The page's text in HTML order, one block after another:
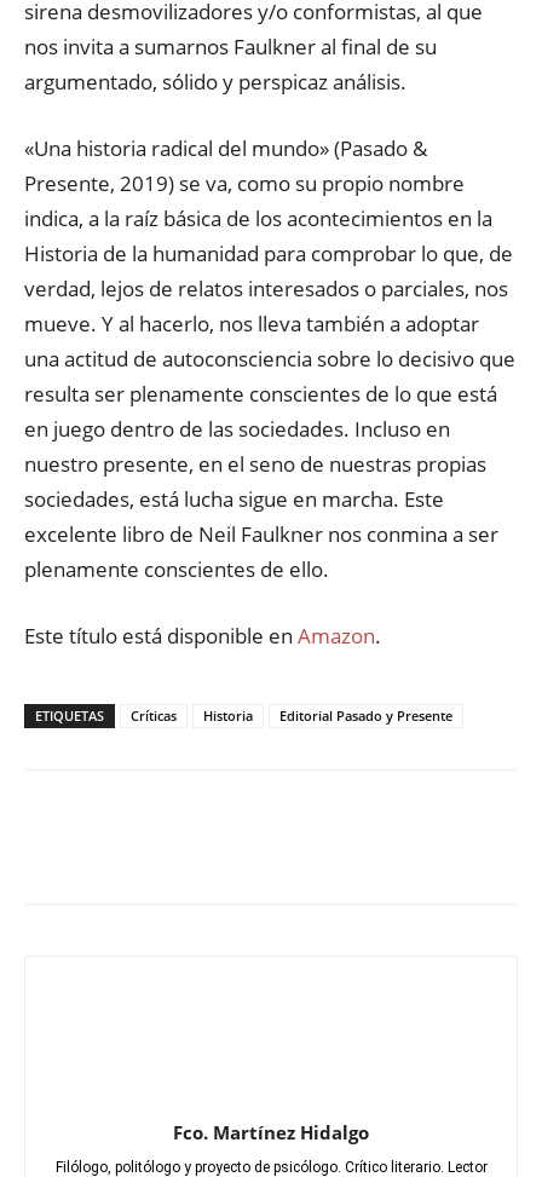
sirena desmovilizadores y/o conformistas, al que
nos invita a sumarnos Faulkner al final de su
argumentado, sólido y perspicaz análisis.
«Una historia radical del mundo» (Pasado &
Presente, 2019) se va, como su propio nombre
indica, a la raíz básica de los acontecimientos en la
Historia de la humanidad para comprobar lo que, de
verdad, lejos de relatos interesados o parciales, nos
mueve. Y al hacerlo, nos lleva también a adoptar
una actitud de autoconsciencia sobre lo decisivo que
resulta ser plenamente conscientes de lo que está
en juego dentro de las sociedades. Incluso en
nuestro presente, en el seno de nuestras propias
sociedades, está lucha sigue en marcha. Este
excelente libro de Neil Faulkner nos conmina a ser
plenamente conscientes de ello.
Este título está disponible en Amazon.
ETIQUETAS Críticas Historia Editorial Pasado y Presente
Fco. Martínez Hidalgo
Filólogo, politólogo y proyecto de psicólogo. Crítico literario. Lector